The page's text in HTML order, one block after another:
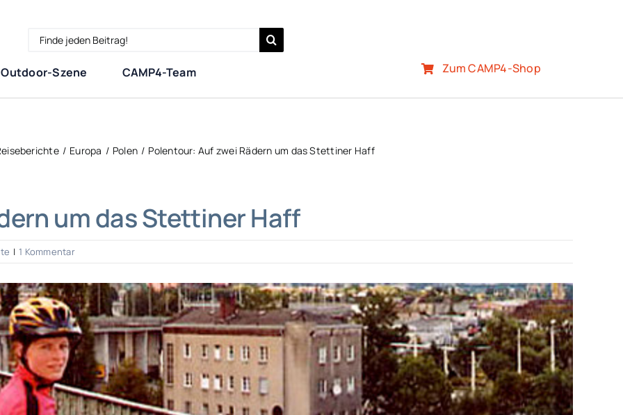
Search
Outdoor-Szene
CAMP4-Team Zum CAMP4-Shop
Europa Polen Polentour: Auf zwei Rädern um das Stettiner Haff
um das Stettiner Haff
| 1 Kommentar